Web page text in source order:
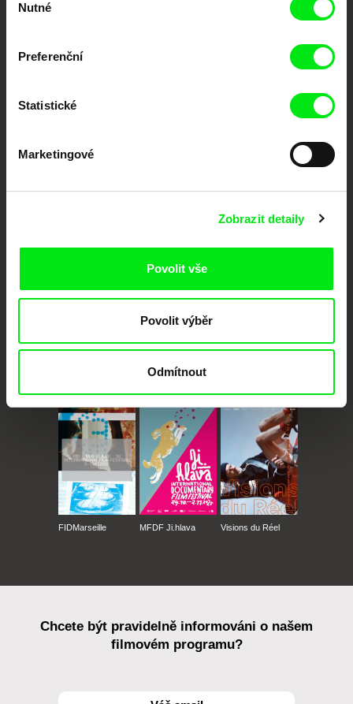
souhlasu
Nutné
Preferenční
Statistické
Marketingové
Zobrazit detaily
Povolit vše
Povolit výběr
Odmítnout
Portál DAFilms.cz je výsledkem tvůrčí spolupráce 7 klíčových evropských
posouvat hranice dokumentárního filmu, propagovat jeho rozmanitost a
Členové Doc Alliance
Millennium Docs
FIDMarseille MFDF Ji.hlava Visions du Réel
Chcete být pravidelně informováni o našem
filmovém programu?